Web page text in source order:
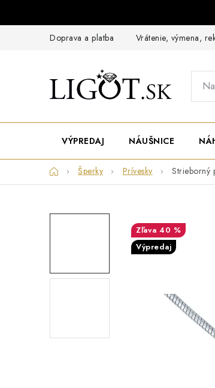
Doprava a platba Vrátenie, výmena,
VÝPREDAJ NÁUŠNICE
DomovŠperky Prívesky Strieborný
40 %
Výpredaj